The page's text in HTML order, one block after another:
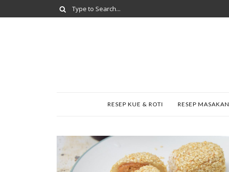
RESEP KUE & ROTI RESEP MASAKAN